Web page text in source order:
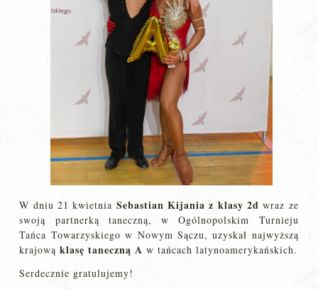
W dniu 21 kwietnia Sebastian Kijania z klasy 2d wraz ze
swoją partnerką taneczną, w Ogólnopolskim Turnieju
Tańca Towarzyskiego w Nowym Sączu, uzyskał najwyższą
krajowąklasę taneczną A w tańcach latynoamerykańskich.
Serdecznie gratulujemy!